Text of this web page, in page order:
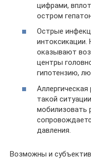
цифрами,
остром
Острые
интоксикации.
оказывают
центры
гипотензию,
такой
мобилизовать
давления.
Возможны и